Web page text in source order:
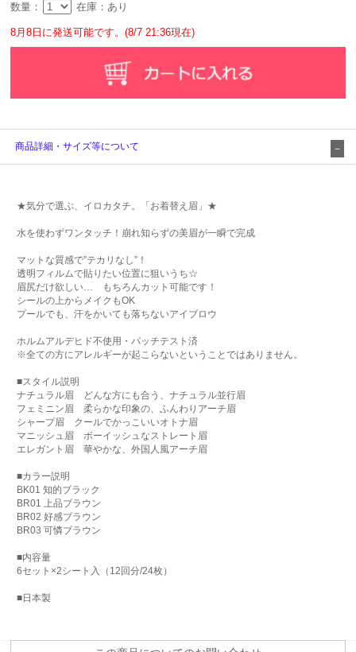
数量： 在庫：あり
8月8日に発送可能です。(8/7 21:36現在)
商品詳細・サイズ等について
★気分で選ぶ、イロカタチ。「お着替え眉」★
水を使わずワンタッチ！崩れ知らずの美眉が一瞬で完成
マットな質感で”テカリなし”！
透明フィルムで貼りたい位置に狙いうち☆
眉尻だけ欲しい… もちろんカット可能です！
シールの上からメイクもOK
プールでも、汗をかいても落ちないアイブロウ
ホルムアルデヒド不使用・パッチテスト済
※全ての方にアレルギーが起こらないということではありません。
■スタイル説明
ナチュラル眉 どんな方にも合う、ナチュラル並行眉
フェミニン眉 柔らかな印象の、ふんわりアーチ眉
シャープ眉 クールでかっこいいオトナ眉
マニッシュ眉 ボーイッシュなストレート眉
エレガント眉 華やかな、外国人風アーチ眉
■カラー説明
BK01 知的ブラック
BR01 上品ブラウン
BR02 好感ブラウン
BR03 可憐ブラウン
■内容量
6セット×2シート入（12回分/24枚）
■日本製